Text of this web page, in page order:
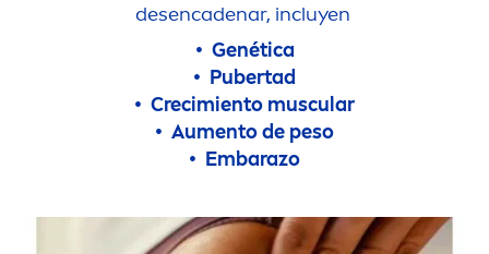
desencadenar, incluyen
• Genética
• Pubertad
• Crecimiento muscular
• Aumento de peso
• Embarazo